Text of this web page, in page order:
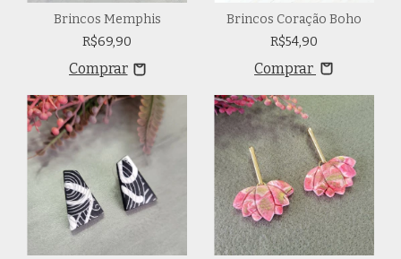
Brincos Memphis
R$69,90
Brincos Coração Boho
R$54,90
Comprar